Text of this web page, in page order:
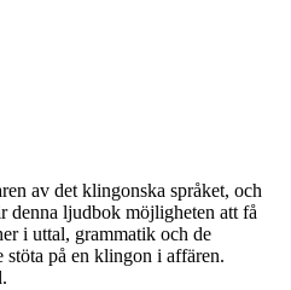
av det klingonska språket, och
denna ljudbok möjligheten att få
i uttal, grammatik och de
stöta på en klingon i affären.